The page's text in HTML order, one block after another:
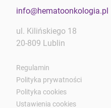
info@hematoonkologia.pl
ul. Kilińskiego 18
20-809 Lublin
Regulamin
Polityka prywatności
Polityka cookies
Ustawienia cookies